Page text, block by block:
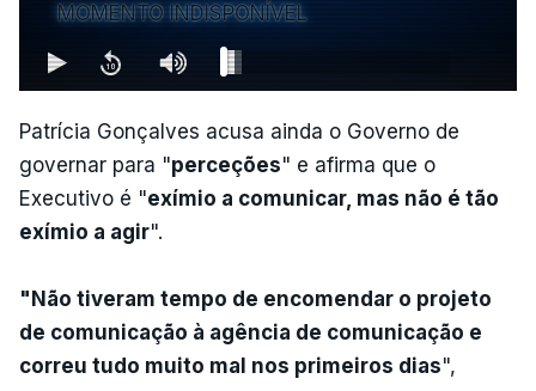
MOMENTO INDISPONÍVEL
Patrícia Gonçalves acusa ainda o Governo de
governar para "perceções" e afirma que o
Executivo é "exímio a comunicar, mas não é tão
exímio a agir".
"Não tiveram tempo de encomendar o projeto
de comunicação à agência de comunicação e
correu tudo muito mal nos primeiros dias",